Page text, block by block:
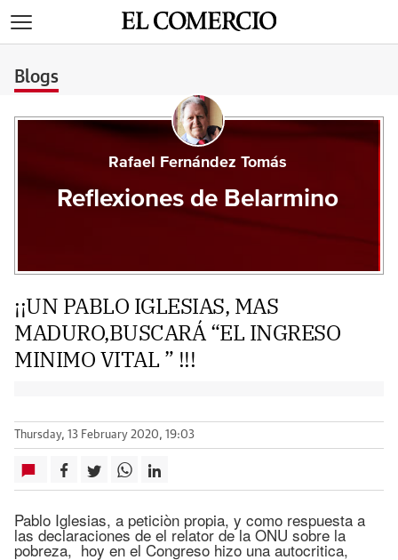
Blogs
Rafael Fernández Tomás
Reflexiones de Belarmino
¡¡UN PABLO IGLESIAS, MAS
MADURO,BUSCARÁ “EL INGRESO
MINIMO VITAL ” !!!
Thursday, 13 February 2020, 19:03
Pablo Iglesias, a peticiòn propia, y como respuesta a
las declaraciones de el relator de la ONU sobre la
pobreza, hoy en el Congreso hizo una autocritica,